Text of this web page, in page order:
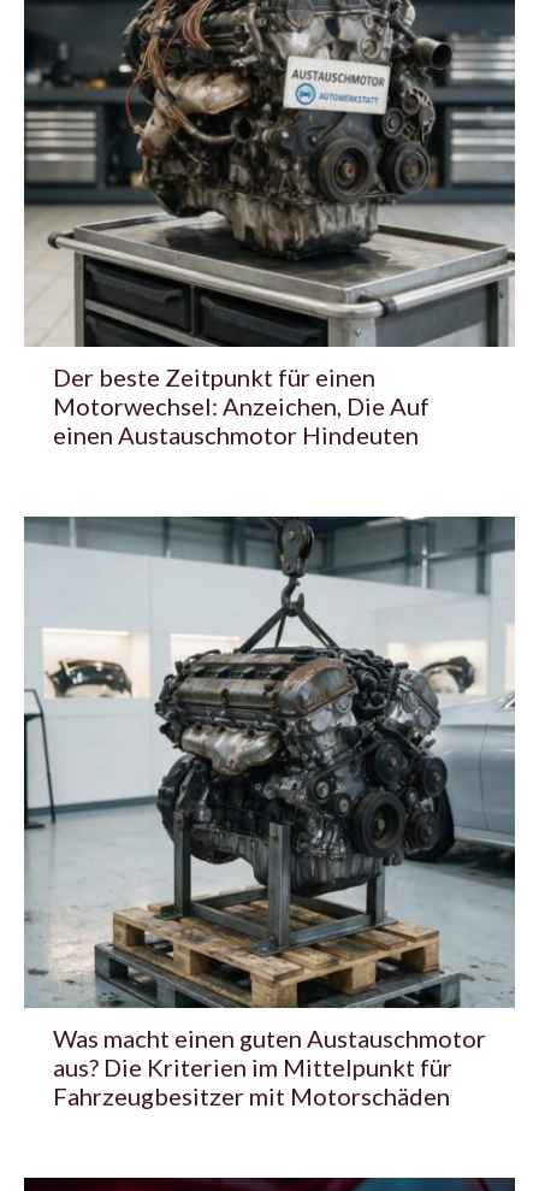
Der beste Zeitpunkt für einen
Motorwechsel: Anzeichen, Die Auf
einen Austauschmotor Hindeuten
Was macht einen guten Austauschmotor
aus? Die Kriterien im Mittelpunkt für
Fahrzeugbesitzer mit Motorschäden